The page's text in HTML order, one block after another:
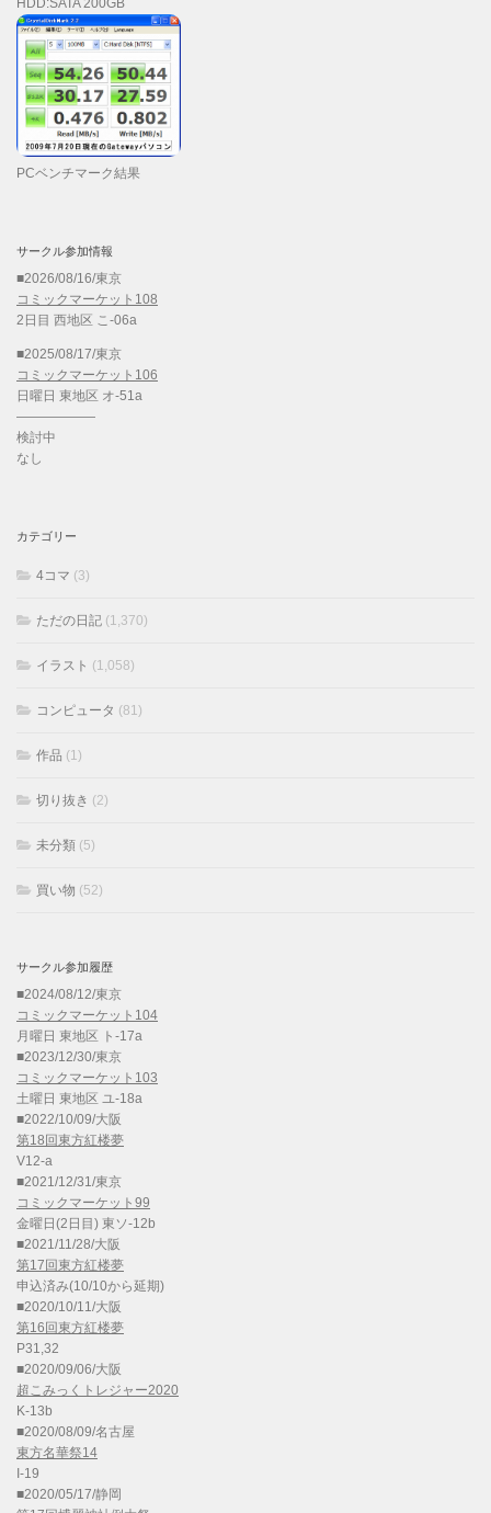
PCベンチマーク結果
サークル参加情報
■2026/08/16/東京
コミックマーケット108
2日目 西地区 こ-06a
■2025/08/17/東京
コミックマーケット106
日曜日 東地区 オ-51a
——————
検討中
なし
カテゴリー
4コマ (3)
ただの日記 (1,370)
イラスト (1,058)
コンピュータ (81)
作品 (1)
切り抜き (2)
未分類 (5)
買い物 (52)
サークル参加履歴
■2024/08/12/東京
コミックマーケット104
月曜日 東地区 ト-17a
■2023/12/30/東京
コミックマーケット103
土曜日 東地区 ユ-18a
■2022/10/09/大阪
第18回東方紅楼夢
V12-a
■2021/12/31/東京
コミックマーケット99
金曜日(2日目) 東ソ-12b
■2021/11/28/大阪
第17回東方紅楼夢
申込済み(10/10から延期)
■2020/10/11/大阪
第16回東方紅楼夢
P31,32
■2020/09/06/大阪
超こみっくトレジャー2020
K-13b
■2020/08/09/名古屋
東方名華祭14
I-19
■2020/05/17/静岡